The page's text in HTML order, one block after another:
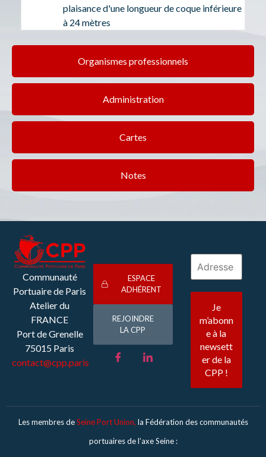
Organismes professionnels
Administration
Cartes
Notes
plaisance d'une longueur de coque inférieure
à 24 mètres
Communauté
Portuaire de Paris
Atelier du
FRANCE
Port de Grenelle
75015 Paris
contact@cpp.paris
ESPACE
ADHÉRENT
REJOINDRE
LA CPP
Les membres deSeine Port Union, la Fédération des communautés
portuaires de l’axe Seine :